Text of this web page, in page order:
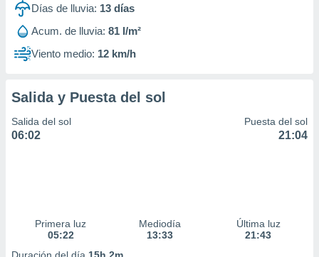
Días de lluvia: 13 días
Acum. de lluvia: 81 l/m²
Viento medio: 12 km/h
Salida y Puesta del sol
Salida del sol
06:02
Puesta del sol
21:04
Primera luz
05:22
Mediodía
13:33
Última luz
21:43